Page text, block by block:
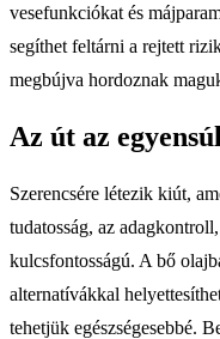
vesefunkciókat és
segíthet feltárni a rejtett
megbújva hordoznak
Az út az
Szerencsére létezik kiút,
tudatosság, az
kulcsfontosságú. A bő
alternatívákkal
tehetjük egészségesebbé.